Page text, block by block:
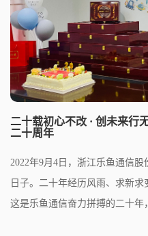
二十载初心不改 · 创未来行
二十周年
2022年9月4日，浙江乐鱼通信
日子。二十年经历风雨、求新求
这是乐鱼通信奋力拼搏的二十年